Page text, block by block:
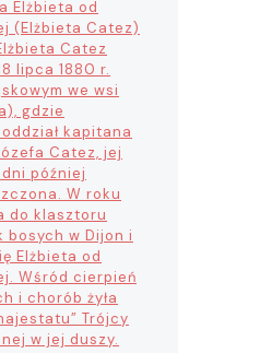
Elżbieta od
(Elżbieta Catez)
Catez
lipca 1880 r.
we wsi
gdzie
kapitana
Catez, jej
później
W roku
do klasztoru
bosych w Dijon i
Elżbieta od
Wśród cierpień
i chorób żyła
Trójcy
w jej duszy.